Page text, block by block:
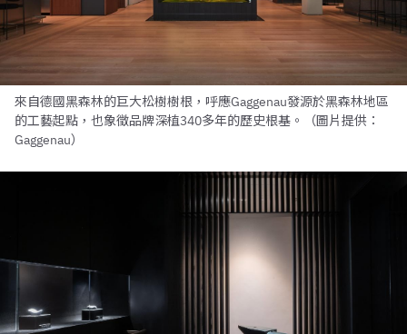
來自德國黑森林的巨大松樹樹根，呼應Gaggenau發源於黑森林地區
的工藝起點，也象徵品牌深植340多年的歷史根基。（圖片提供：
Gaggenau）